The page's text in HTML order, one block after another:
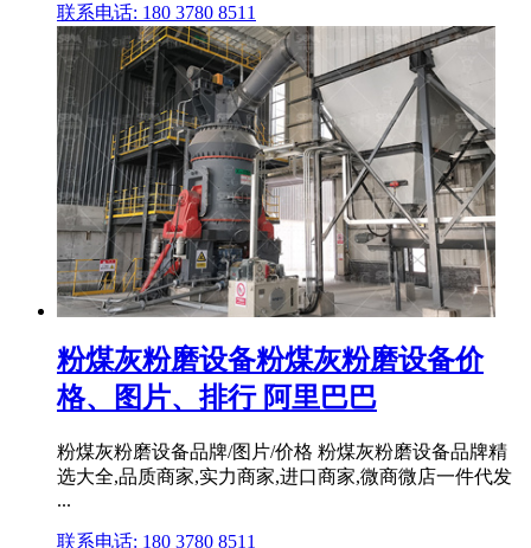
联系电话: 180 3780 8511
粉煤灰粉磨设备粉煤灰粉磨设备价
格、图片、排行 阿里巴巴
粉煤灰粉磨设备品牌/图片/价格 粉煤灰粉磨设备品牌精
选大全,品质商家,实力商家,进口商家,微商微店一件代发
...
联系电话: 180 3780 8511